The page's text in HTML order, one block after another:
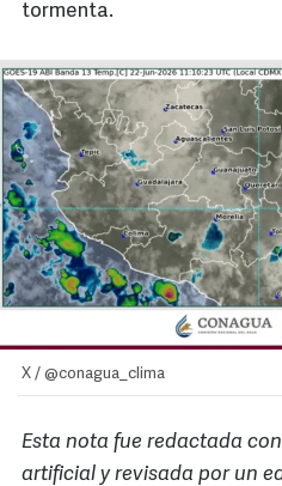
tormenta.
X / @conagua_clima
Esta nota fue redactada
artificial y revisada por un